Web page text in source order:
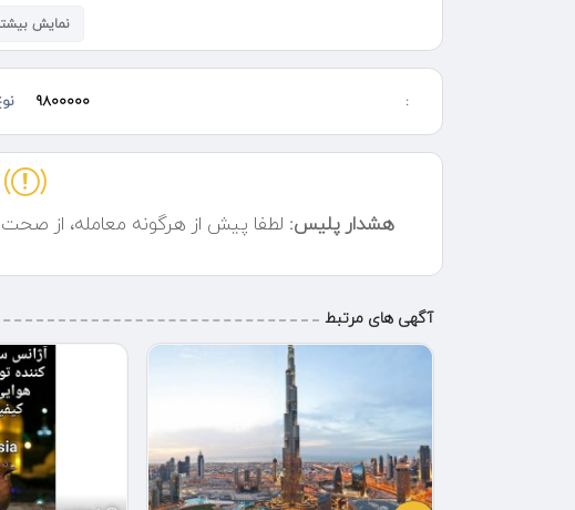
نمایش
:
9800000
هشدار پلیس: لطفا پیش از هرگونه معامله، از
آگهی های مرتبط